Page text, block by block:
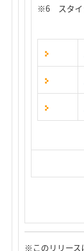
※6 スタイ
※このリリース